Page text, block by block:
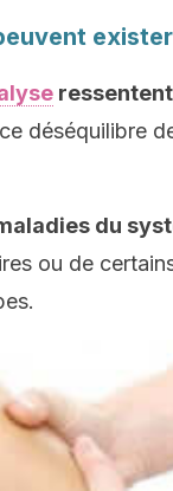
déséquilibre
du
ou de